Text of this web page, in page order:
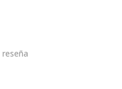
reseña